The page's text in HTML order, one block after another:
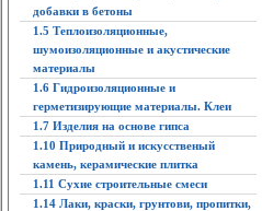
добавки в бетоны
1.5 Теплоизоляционные,
шумоизоляционные и акустические
материалы
1.6 Гидроизоляционные и
герметизирующие материалы. Клеи
1.7 Изделия на основе гипса
1.10 Природный и искусственый
камень, керамические плитка
1.11 Сухие строительные смеси
1.14 Лаки, краски, грунтови, пропитки,